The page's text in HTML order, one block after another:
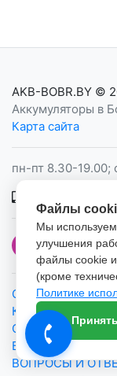
AKB-BOBR.BY ©
Аккумуляторы в
Карта сайта
пн-пт 8.30-19.00;
О КОМПАНИИ
КОНТАКТЫ
ОТЗЫВЫ
БЛОГ
ВОПРОСЫ И
Файлы
Мы
улучшения
файлы cookie
(кроме
Политике